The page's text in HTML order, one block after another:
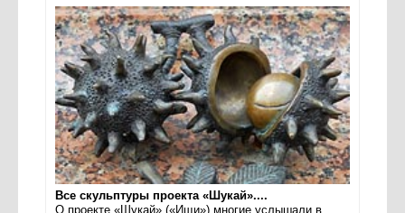
Все скульптуры проекта «Шукай»....
О проекте «Шукай» («Ищи») многие услышали в